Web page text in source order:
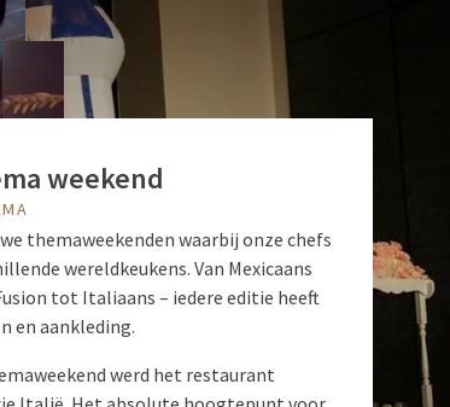
weekend
themaweekenden waarbij onze chefs
wereldkeukens. Van Mexicaans
tot Italiaans – iedere editie heeft
en aankleding.
werd het restaurant